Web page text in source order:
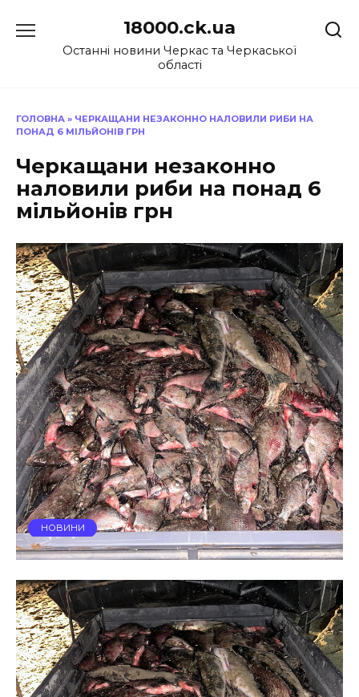
до
18000.ck.ua
Останні новини Черкас та Черкаської
області
ГОЛОВНА » ЧЕРКАЩАНИ НЕЗАКОННО НАЛОВИЛИ РИБИ НА
ПОНАД 6 МІЛЬЙОНІВ ГРН
Черкащани незаконно
наловили риби на понад 6
мільйонів грн
НОВИНИ